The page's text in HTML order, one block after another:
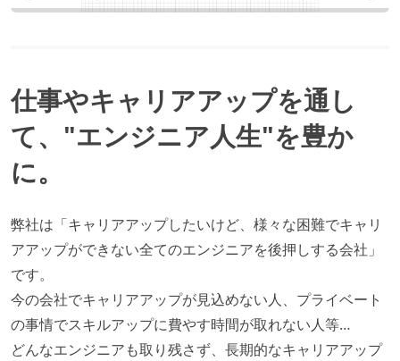
仕事やキャリアアップを通し
て、"エンジニア人生"を豊か
に。
弊社は「キャリアアップしたいけど、様々な困難でキャリ
アアップができない全てのエンジニアを後押しする会社」
です。
今の会社でキャリアアップが見込めない人、プライベート
の事情でスキルアップに費やす時間が取れない人等…
どんなエンジニアも取り残さず、長期的なキャリアアップ